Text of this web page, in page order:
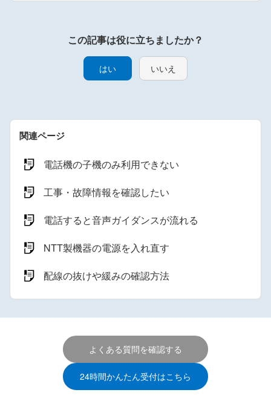
はい いいえ
関連ページ
電話機の子機のみ利用できない
工事・故障情報を確認したい
電話すると音声ガイダンスが流れる
NTT製機器の電源を入れ直す
配線の抜けや緩みの確認方法
よくある質問を確認する
24時間かんたん受付はこちら